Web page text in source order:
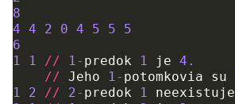
8
4 4 2 0 4 5 5
5
6
1
1 // 1- predok 1 je 4.
// Jeho 1- potomkovia su
1
2 // 2- predok 1 neexistuje